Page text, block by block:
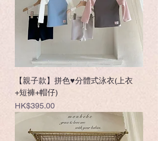
【親子款】拼色♥分體式泳衣(上衣
+短褲+帽仔)
Price
HK$395.00